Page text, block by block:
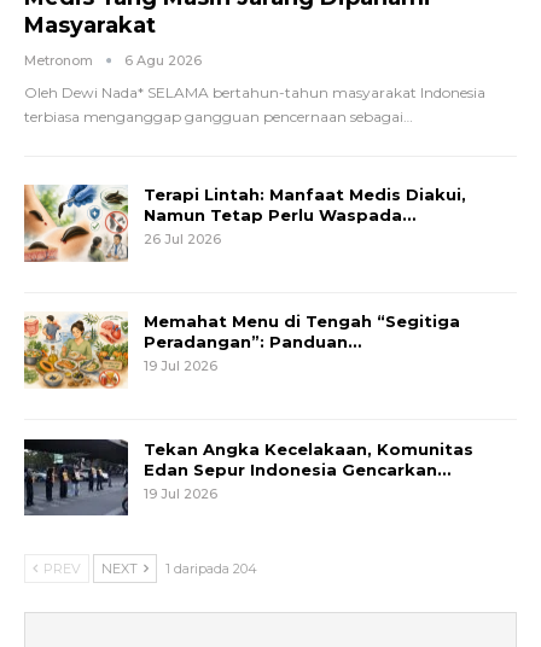
Masyarakat
Metronom 6 Agu 2026
Oleh Dewi Nada* SELAMA bertahun-tahun masyarakat Indonesia
terbiasa menganggap gangguan pencernaan sebagai…
Terapi Lintah: Manfaat Medis Diakui,
Namun Tetap Perlu Waspada…
26 Jul 2026
Memahat Menu di Tengah “Segitiga
Peradangan”: Panduan…
19 Jul 2026
Tekan Angka Kecelakaan, Komunitas
Edan Sepur Indonesia Gencarkan…
19 Jul 2026
PREV NEXT 1 daripada 204